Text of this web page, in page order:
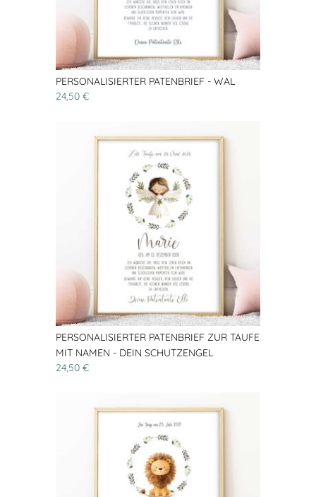
PERSONALISIERTER PATENBRIEF - WAL
24,50 €
PERSONALISIERTER PATENBRIEF ZUR TAUFE
MIT NAMEN - DEIN SCHUTZENGEL
24,50 €